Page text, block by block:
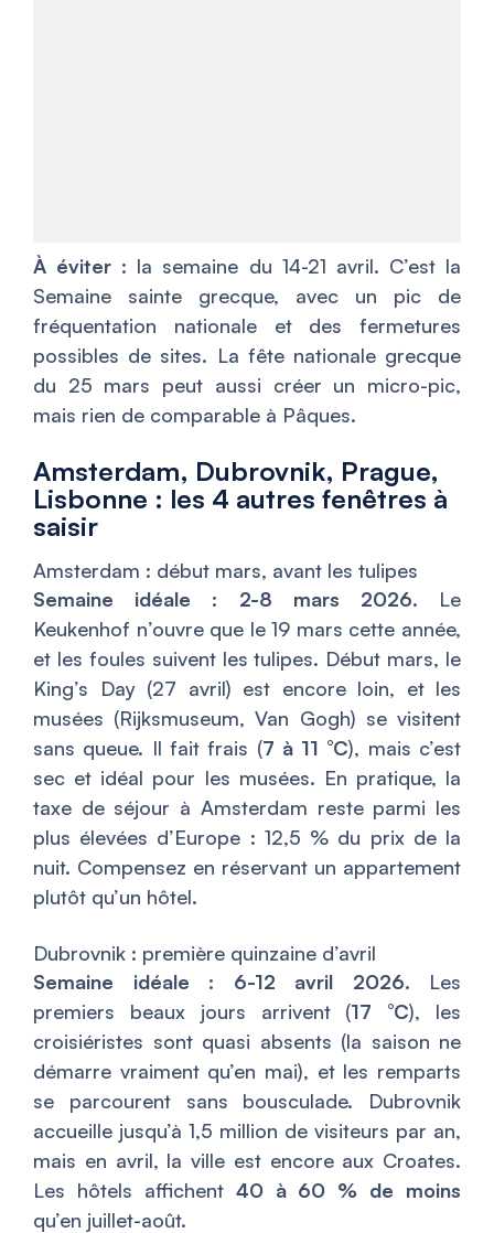
À éviter : la semaine du 14-21 avril. C’est la
Semaine sainte grecque, avec un pic de
fréquentation nationale et des fermetures
possibles de sites. La fête nationale grecque
du 25 mars peut aussi créer un micro-pic,
mais rien de comparable à Pâques.
Amsterdam, Dubrovnik, Prague,
Lisbonne : les 4 autres fenêtres à
saisir
Amsterdam : début mars, avant les tulipes
Semaine idéale : 2-8 mars 2026. Le
Keukenhof n’ouvre que le 19 mars cette année,
et les foules suivent les tulipes. Début mars, le
King’s Day (27 avril) est encore loin, et les
musées (Rijksmuseum, Van Gogh) se visitent
sans queue. Il fait frais (7 à 11 °C), mais c’est
sec et idéal pour les musées. En pratique, la
taxe de séjour à Amsterdam reste parmi les
plus élevées d’Europe : 12,5 % du prix de la
nuit. Compensez en réservant un appartement
plutôt qu’un hôtel.
Dubrovnik : première quinzaine d’avril
Semaine idéale : 6-12 avril 2026. Les
premiers beaux jours arrivent (17 °C), les
croisiéristes sont quasi absents (la saison ne
démarre vraiment qu’en mai), et les remparts
se parcourent sans bousculade. Dubrovnik
accueille jusqu’à 1,5 million de visiteurs par an,
mais en avril, la ville est encore aux Croates.
Les hôtels affichent 40 à 60 % de moins
qu’en juillet-août.